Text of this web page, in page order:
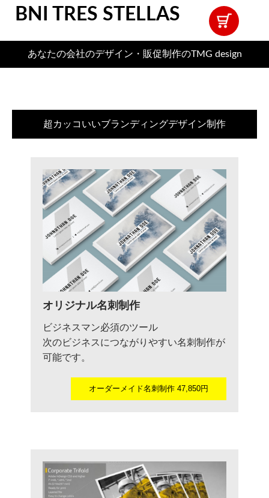
BNI TRES STELLAS
あなたの会社のデザイン・販促制作のTMG design
超カッコいいブランディングデザイン制作
オリジナル名刺制作
ビジネスマン必須のツール
次のビジネスにつながりやすい名刺制作が
可能です。
オーダーメイド名刺制作 47,850円